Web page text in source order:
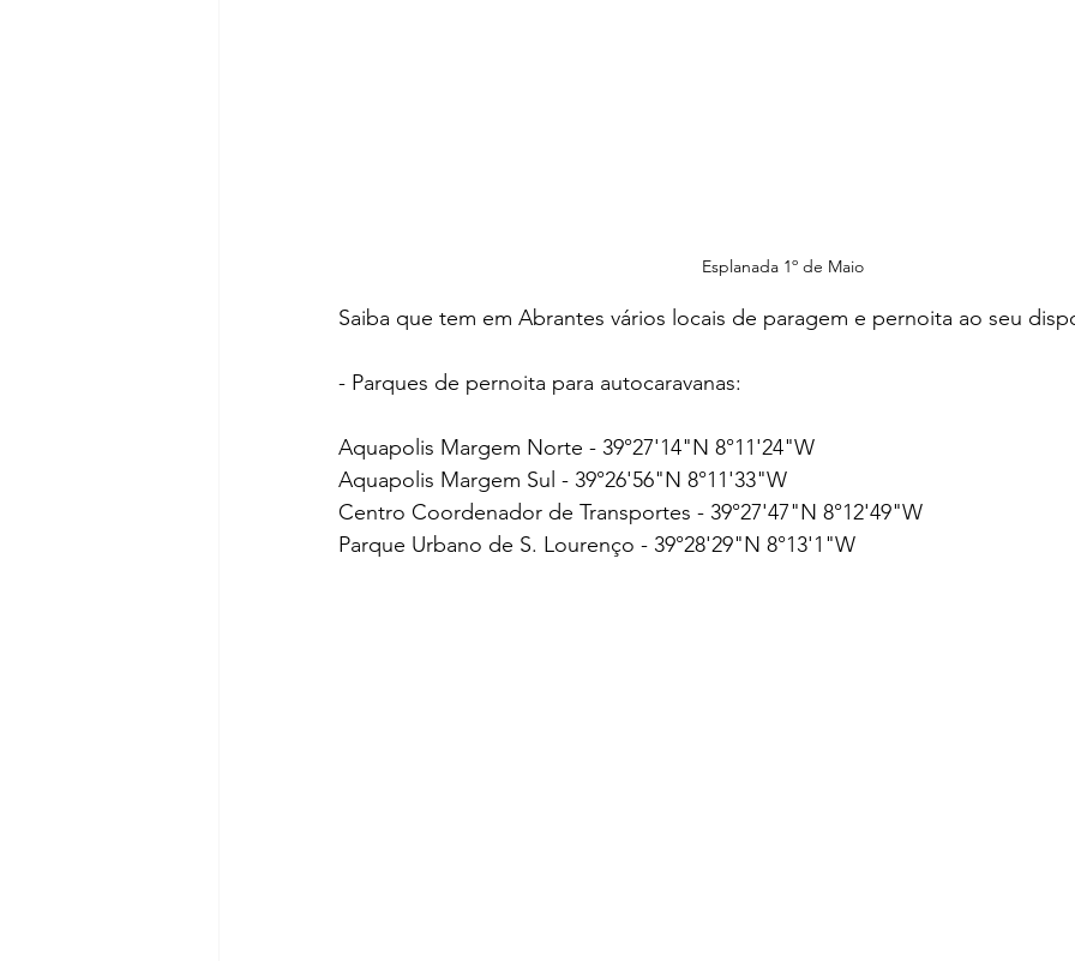
Esplanada 1º de Maio
Saiba que tem em Abrantes vários locais de paragem e pernoita ao seu
- Parques de pernoita para autocaravanas:
Aquapolis Margem Norte - 39°27'14"N 8°11'24"W
Aquapolis Margem Sul - 39°26'56"N 8°11'33"W
Centro Coordenador de Transportes - 39°27'47"N 8°12'49"W
Parque Urbano de S. Lourenço - 39°28'29"N 8°13'1"W